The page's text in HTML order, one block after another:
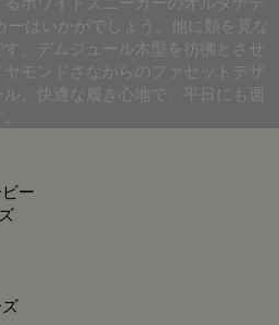
ーはいかがでしょう。他に類を見な
。デムジュール木型を彷彿とさせ
モンドさながらのファセットデザ
。快適な履き心地で、平日にも週
ー